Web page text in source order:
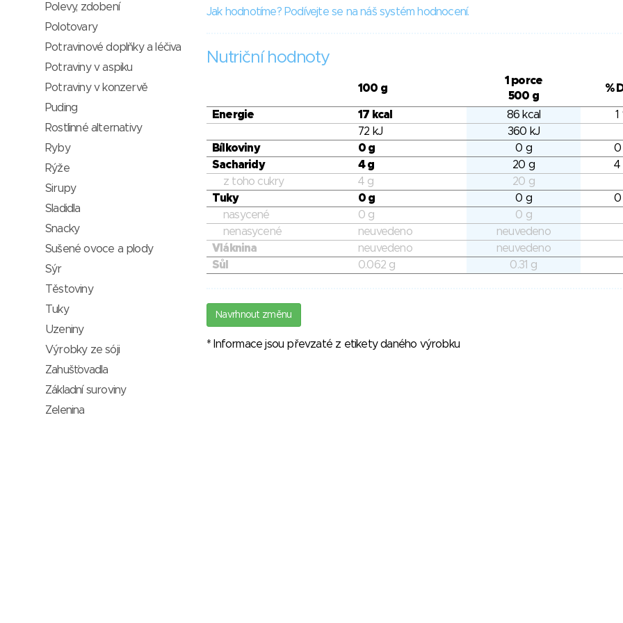
Jak hodnotíme? Podívejte se na náš systém hodnocení.
Nutriční hodnoty
100 g
1 porce
500 g
%
Energie 17 kcal 86 kcal
1
72 kJ
360 kJ
Bílkoviny
0 g 0 g
0
Sacharidy
4 g 20 g
4
z toho cukry
4 g
20 g
Tuky
0 g 0 g
0
nasycené
0 g
0 g
nenasycené
neuvedeno
neuvedeno
Vláknina
neuvedeno
neuvedeno
Sůl
0.062 g 0.31 g
Navrhnout změnu
* Informace jsou převzaté z etikety daného výrobku
Polevy, zdobení
Polotovary
Potravinové doplňky a léčiva
Potraviny v aspiku
Potraviny v konzervě
Puding
Rostlinné alternativy
Ryby
Rýže
Sirupy
Sladidla
Snacky
Sušené ovoce a plody
Sýr
Těstoviny
Tuky
Uzeniny
Výrobky ze sóji
Zahušťovadla
Základní suroviny
Zelenina